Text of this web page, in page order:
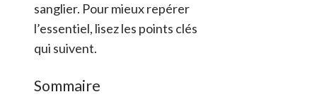
sanglier. Pour mieux repérer
l’essentiel, lisez les points clés
qui suivent.
Sommaire